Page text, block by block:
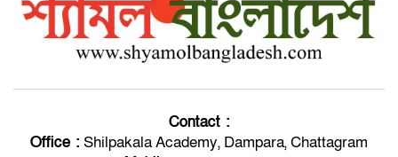
টেকনাফে শিশু ধর্ষণ মামলার প্রধান
টেকনাফে পৃথক অভিযানে বিদেশি মদ-
Contact :
Office : Shilpakala Academy, Dampara, Chattagram